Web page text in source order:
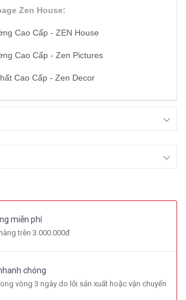
Zen House:
Cao Cấp - ZEN House
Cao Cấp - Zen Pictures
Cao Cấp - Zen Decor
miễn phí
trên 3.000.000đ
chóng
vòng 3 ngày do lỗi sản xuất hoặc vận chuyển